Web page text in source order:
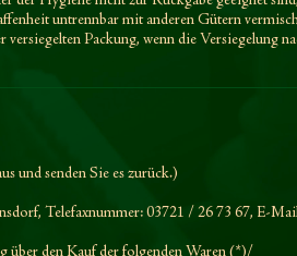
untrennbar mit anderen Gütern
Packung, wenn die Versiegelung
und senden Sie es zurück.)
, Telefaxnummer: 03721 / 26 73 67, E-
den Kauf der folgenden Waren (*)/